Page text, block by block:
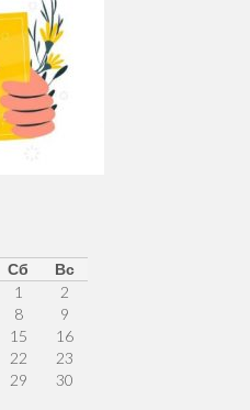
Сб
Вс
1
2
8
9
15
16
22
23
29
30